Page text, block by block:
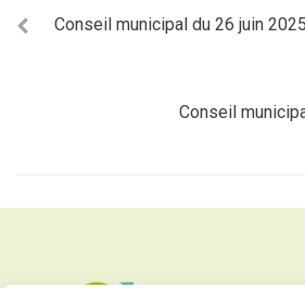
Conseil municipal du 26 juin 2025
Conseil